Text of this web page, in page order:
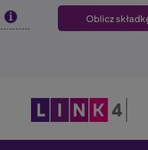
Oblicz
Obraz